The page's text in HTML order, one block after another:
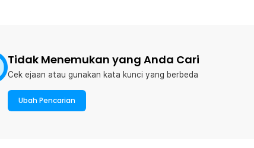
- 20:00), Sabtu - Minggu (08:00 - 20:00), Tutup pada Idul Fitri
Sabtu - Minggu/ Libur Nasional (08:00 - 17:00)
Sabtu - Minggu/ Libur Nasional (08:00 - 17:00)
Tidak Menemukan yang Anda Cari
Cek ejaan atau gunakan kata kunci yang berbeda
Ubah Pencarian